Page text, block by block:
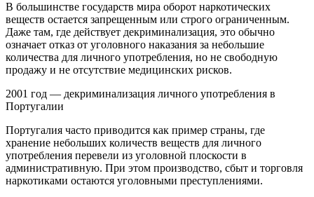
В большинстве государств мира оборот наркотических
веществ остается запрещенным или строго ограниченным.
Даже там, где действует декриминализация, это обычно
означает отказ от уголовного наказания за небольшие
количества для личного употребления, но не свободную
продажу и не отсутствие медицинских рисков.
2001 год — декриминализация личного употребления в
Португалии
Португалия часто приводится как пример страны, где
хранение небольших количеств веществ для личного
употребления перевели из уголовной плоскости в
административную. При этом производство, сбыт и торговля
наркотиками остаются уголовными преступлениями.